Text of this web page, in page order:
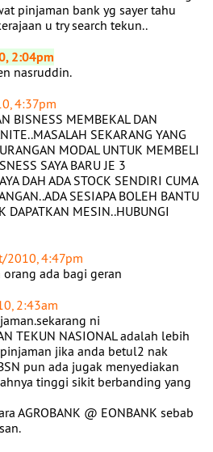
pinjaman bank yg sayer tahu
u try search tekun..
2:04pm
nasruddin.
4:37pm
BISNESS MEMBEKAL DAN
SEKARANG YANG
MODAL UNTUK MEMBELI
SAYA BARU JE 3
DAH ADA STOCK SENDIRI CUMA
SESIAPA BOLEH BANTU
DAPATKAN MESIN..HUBUNGI
2010, 4:47pm
orang ada bagi geran
2:43am
ni
TEKUN NASIONAL adalah lebih
jika anda betul2 nak
pun ada jugak menyediakan
tinggi sikit berbanding yang
AGROBANK @ EONBANK sebab